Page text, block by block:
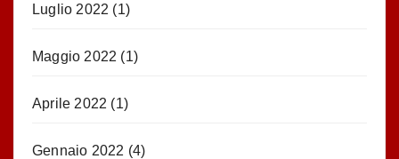
Luglio 2022 (1)
Maggio 2022 (1)
Aprile 2022 (1)
Gennaio 2022 (4)